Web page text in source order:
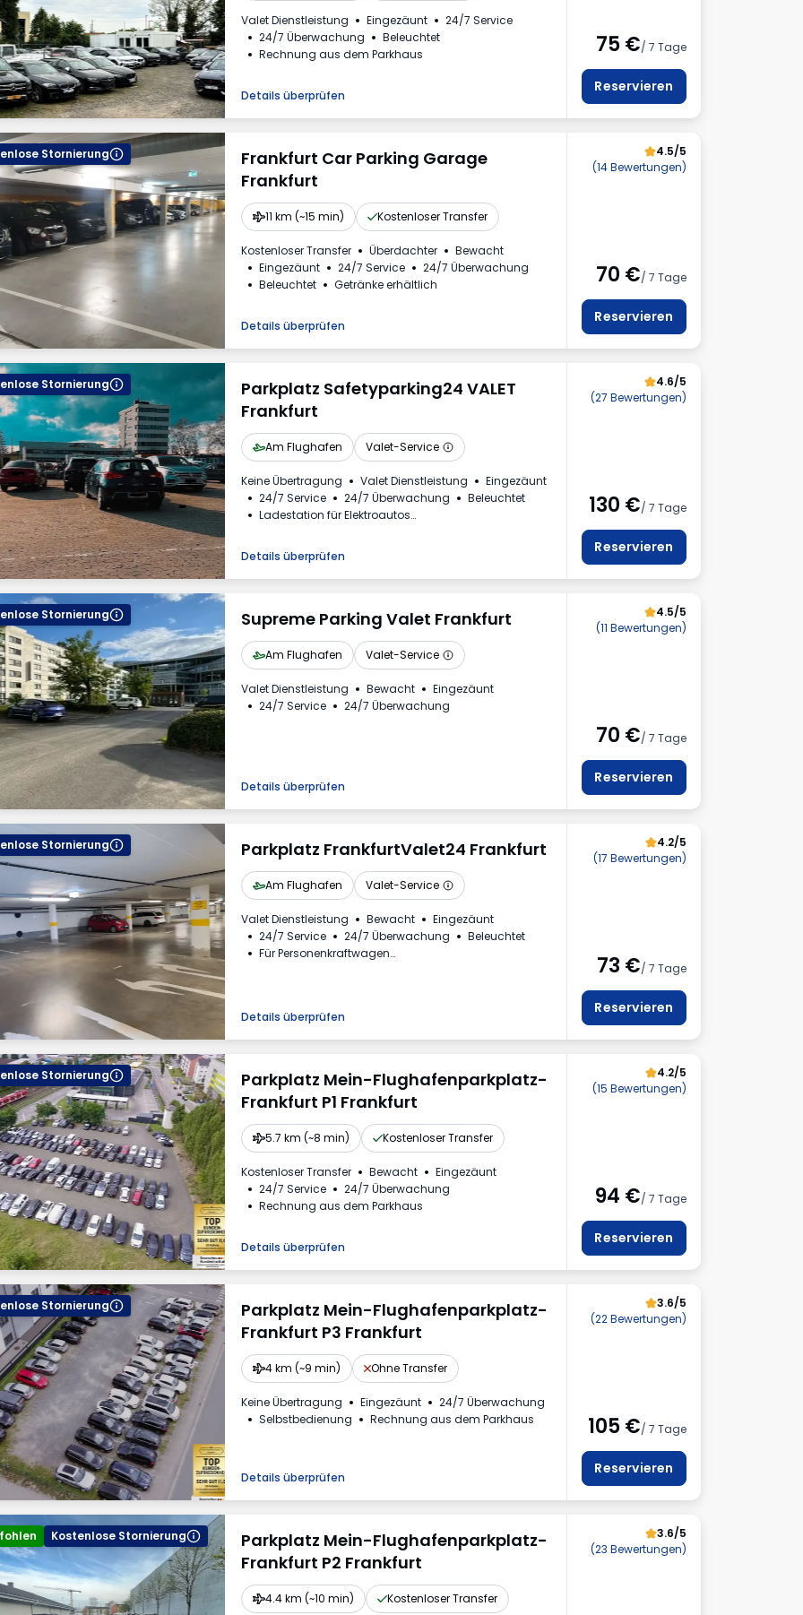
Valet Dienstleistung Eingezäunt
24/7 Service
24/7 Überwachung
Beleuchtet
Rechnung aus dem Parkhaus
Details überprüfen
75€/ 7 Tage
Reservieren
Stornierung
Frankfurt Car Parking Garage
Frankfurt
11 km (~15 min) Kostenloser Transfer
Kostenloser Transfer Überdachter
Bewacht
Eingezäunt
24/7 Service
24/7 Überwachung
Beleuchtet
Getränke erhältlich
Details überprüfen
4.5/5
(14 Bewertungen)
70 €/ 7 Tage
Reservieren
Stornierung
Parkplatz Safetyparking24 VALET
Frankfurt
Am Flughafen Valet-Service
Keine Übertragung Valet Dienstleistung
Eingezäunt
24/7 Service
24/7 Überwachung
Beleuchtet
Ladestation für Elektroautos
Details überprüfen
4.6/5
(27 Bewertungen)
130 €/ 7 Tage
Reservieren
Stornierung Supreme Parking Valet Frankfurt
Am Flughafen Valet-Service
Valet Dienstleistung Bewacht
Eingezäunt
24/7 Service
24/7 Überwachung
Details überprüfen
4.5/5
(11 Bewertungen)
70 €/ 7 Tage
Reservieren
Stornierung Parkplatz FrankfurtValet24 Frankfurt
Am Flughafen Valet-Service
Valet Dienstleistung Bewacht
Eingezäunt
24/7 Service
24/7 Überwachung
Beleuchtet
Für Personenkraftwagen
Details überprüfen
4.2/5
(17 Bewertungen)
73 €/ 7 Tage
Reservieren
Stornierung
Parkplatz Mein-Flughafenparkplatz-
Frankfurt P1 Frankfurt
5.7 km (~8 min) Kostenloser Transfer
Kostenloser Transfer Bewacht
Eingezäunt
24/7 Service
24/7 Überwachung
Rechnung aus dem Parkhaus
Details überprüfen
4.2/5
(15 Bewertungen)
94 €/ 7 Tage
Reservieren
Stornierung
Parkplatz Mein-Flughafenparkplatz-
Frankfurt P3 Frankfurt
4 km (~9 min) Ohne Transfer
Keine Übertragung Eingezäunt
24/7 Überwachung
Selbstbedienung
Rechnung aus dem Parkhaus
Details überprüfen
3.6/5
(22 Bewertungen)
105€/ 7 Tage
Reservieren
Kostenlose Stornierung
Parkplatz Mein-Flughafenparkplatz-
Frankfurt P2 Frankfurt
4.4 km (~10 min) Kostenloser Transfer
3.6/5
(23 Bewertungen)